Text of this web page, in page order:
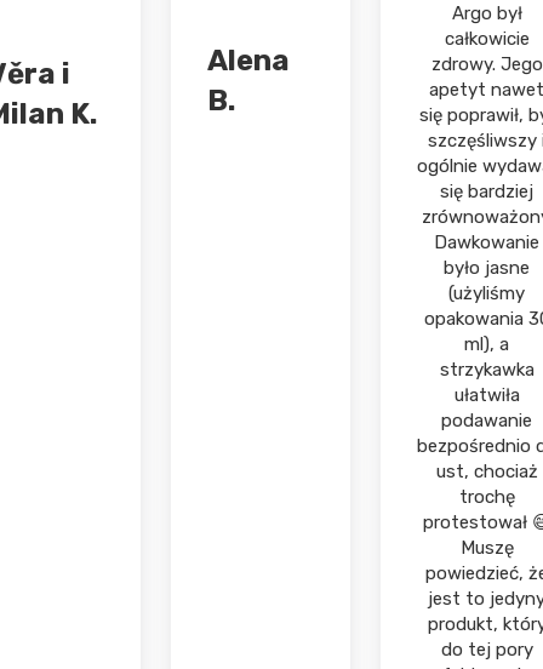
i
K.
Alena
B.
Argo był
całkowicie
zdrowy. Jego
apetyt nawet
się poprawił,
szczęśliwszy
ogólnie
się bardziej
Dawkowanie
było jasne
(użyliśmy
opakowania
ml), a
strzykawka
ułatwiła
podawanie
bezpośrednio
ust, chociaż
trochę
protestował
Muszę
powiedzieć,
jest to
produkt,
do tej pory